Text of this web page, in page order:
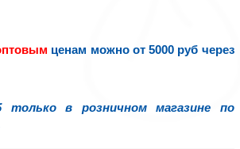
ценам можно от 5000 руб через
только в розничном магазине по